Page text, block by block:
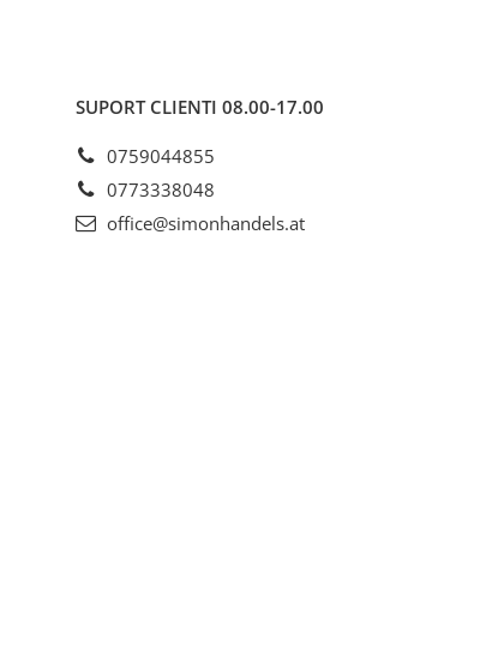
SUPORT CLIENTI 08.00-17.00
0759044855
0773338048
office@simonhandels.at